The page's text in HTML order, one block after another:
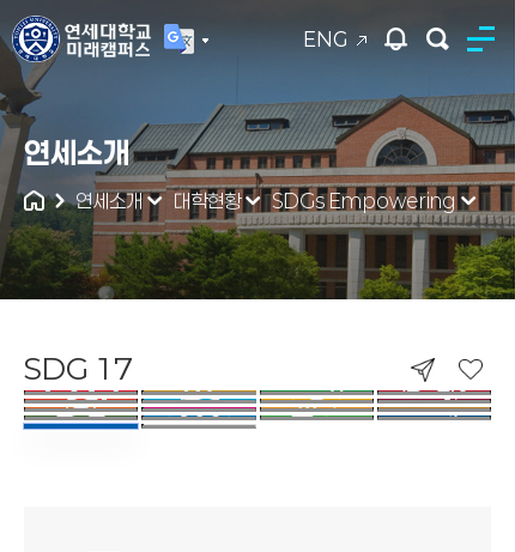
ENG
연세대학교
통합검색
연세소개
연세소개 대학현황 SDGs Empowering
SDG 17